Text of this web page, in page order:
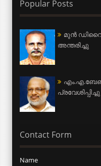
Popular Posts
മുന്‍
അന്തരിച്ചു
പ്രവേശിപ്പിച്ചു
Contact Form
Name